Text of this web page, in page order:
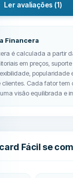
Ler avaliações (1)
Financera
é calculada a partir
em preços,
popularidade
Cada fator tem
visão equilibrada e
Fácil se